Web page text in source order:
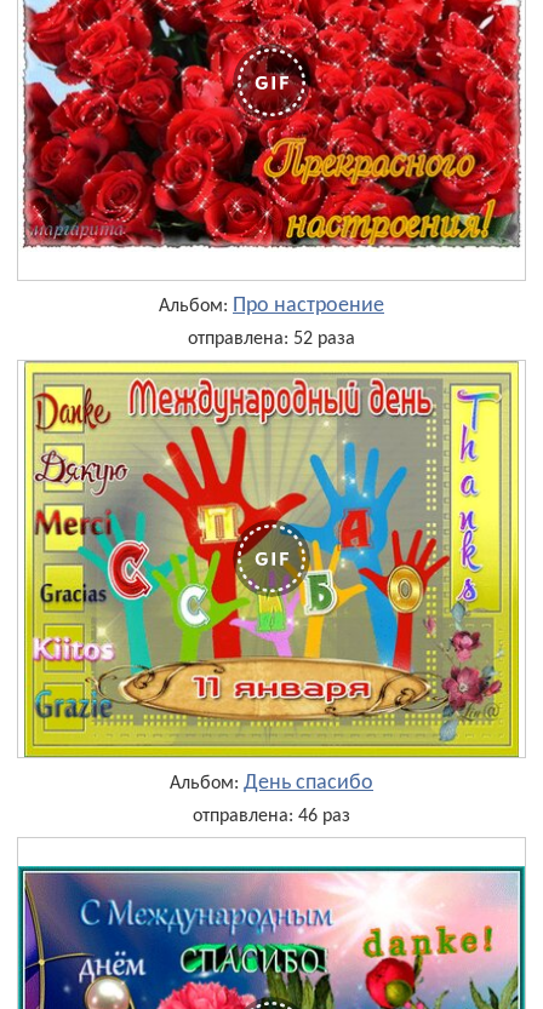
Альбом: Про настроение
отправлена: 52 раза
Альбом: День cпасибо
отправлена: 46 раз